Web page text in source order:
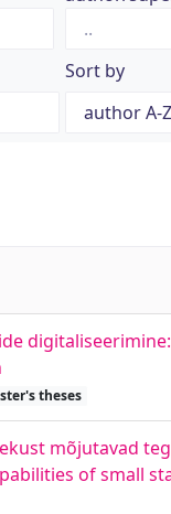
Sort by
theses
mõjutavad
of small